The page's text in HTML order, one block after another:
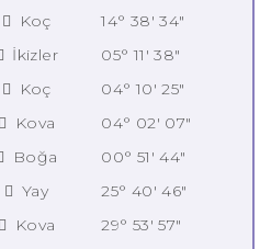
Koç
14° 38' 34"
İkizler
05° 11' 38"
Koç
04° 10' 25"
Kova
04° 02' 07"
Boğa
00° 51' 44"
Yay
25° 40' 46"
Kova 29° 53' 57"